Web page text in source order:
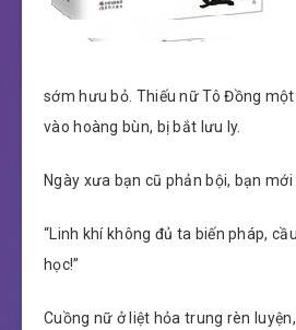
sớm hưu bỏ. Thiếu nữ Tô Đồng
vào hoàng bùn, bị bắt lưu ly.
Ngày xưa bạn cũ phản bội, bạn
“Linh khí không đủ ta biến pháp,
học!”
Cuồng nữ ở liệt hỏa trung rèn